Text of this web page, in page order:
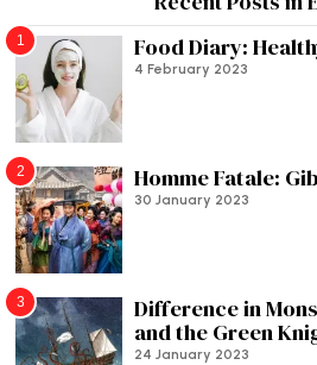
1 Food Diary:
4 February 2023
2 Homme Fatale:
30 January 2023
3
Difference in
and the Green
24 January 2023